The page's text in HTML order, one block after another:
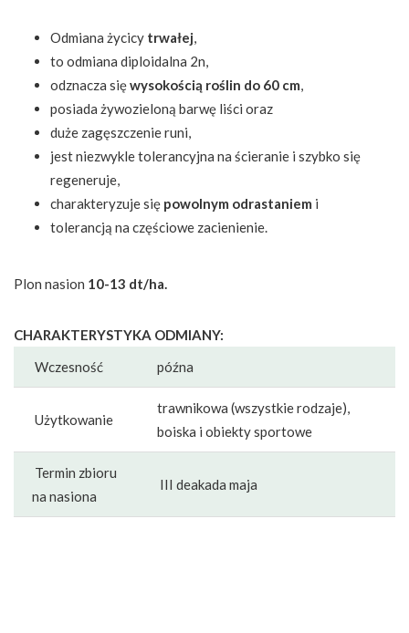
Odmiana życicy trwałej,
to odmiana diploidalna 2n,
odznacza sięwysokością roślin do 60 cm,
posiada żywozieloną barwę liści oraz
duże zagęszczenie runi,
jest niezwykle tolerancyjna na ścieranie i szybko się
regeneruje,
charakteryzuje się powolnym odrastaniem i
tolerancją na częściowe zacienienie.
Plon nasion 10-13 dt/ha.
CHARAKTERYSTYKA ODMIANY:
Wczesność
późna
Użytkowanie
trawnikowa (wszystkie rodzaje),
boiska i obiekty sportowe
Termin zbioru
na nasiona
III deakada maja